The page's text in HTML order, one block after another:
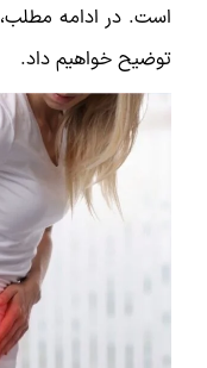
توضیح خواهیم داد.